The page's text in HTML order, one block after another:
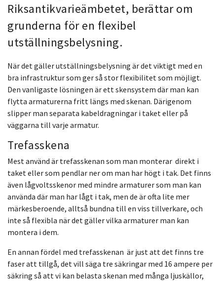
Riksantikvarieämbetet, berättar om
grunderna för en flexibel
utställningsbelysning.
När det gäller utställningsbelysning är det viktigt med en
bra infrastruktursom ger så stor flexibilitet som möjligt.
Den vanligaste lösningen är ett skensystem där man kan
flytta armaturerna fritt längs med skenan. Därigenom
slipper man separata kabeldragningar i taket eller på
väggarna till varje armatur.
Trefasskena
Mest använd är trefasskenan som man monterar direkt i
taket eller som pendlar ner om man har högt i tak. Det finns
även lågvoltsskenor med mindre armaturer som man kan
använda där man har lågt i tak, men de är ofta lite mer
märkesberoende, alltså bundna till en viss tillverkare, och
inte så flexibla när det gäller vilka armaturer man kan
montera i dem.
En annan fördel med trefasskenan är just att det finns tre
faser att tillgå, det vill säga tre säkringar med 16 ampere per
säkring så att vi kan belasta skenan med många ljuskällor,